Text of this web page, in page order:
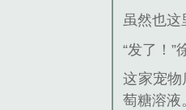
虽然也这
“发了！”
这家宠
萄糖溶液